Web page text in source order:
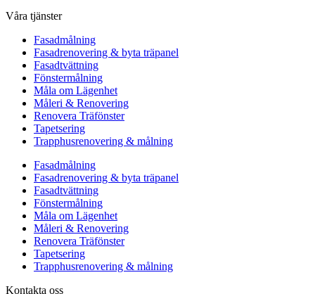
Våra tjänster
Fasadmålning
Fasadrenovering & byta träpanel
Fasadtvättning
Fönstermålning
Måla om Lägenhet
Måleri & Renovering
Renovera Träfönster
Tapetsering
Trapphusrenovering & målning
Fasadmålning
Fasadrenovering & byta träpanel
Fasadtvättning
Fönstermålning
Måla om Lägenhet
Måleri & Renovering
Renovera Träfönster
Tapetsering
Trapphusrenovering & målning
Kontakta oss